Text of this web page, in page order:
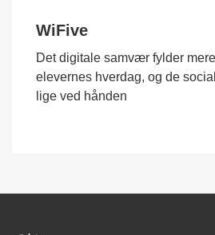
WiFive
Det digitale samvær fylder
elevernes hverdag, og de
lige ved hånden